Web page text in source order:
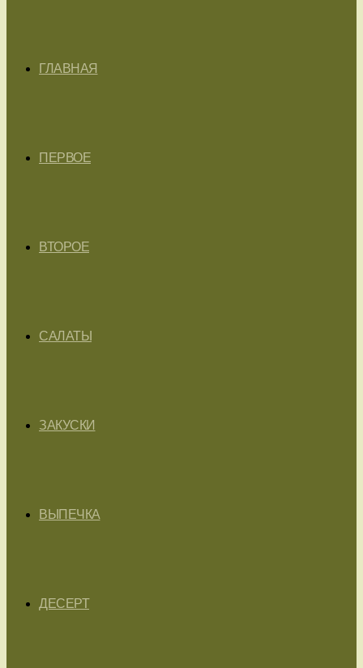
ГЛАВНАЯ
ПЕРВОЕ
ВТОРОЕ
САЛАТЫ
ЗАКУСКИ
ВЫПЕЧКА
ДЕСЕРТ